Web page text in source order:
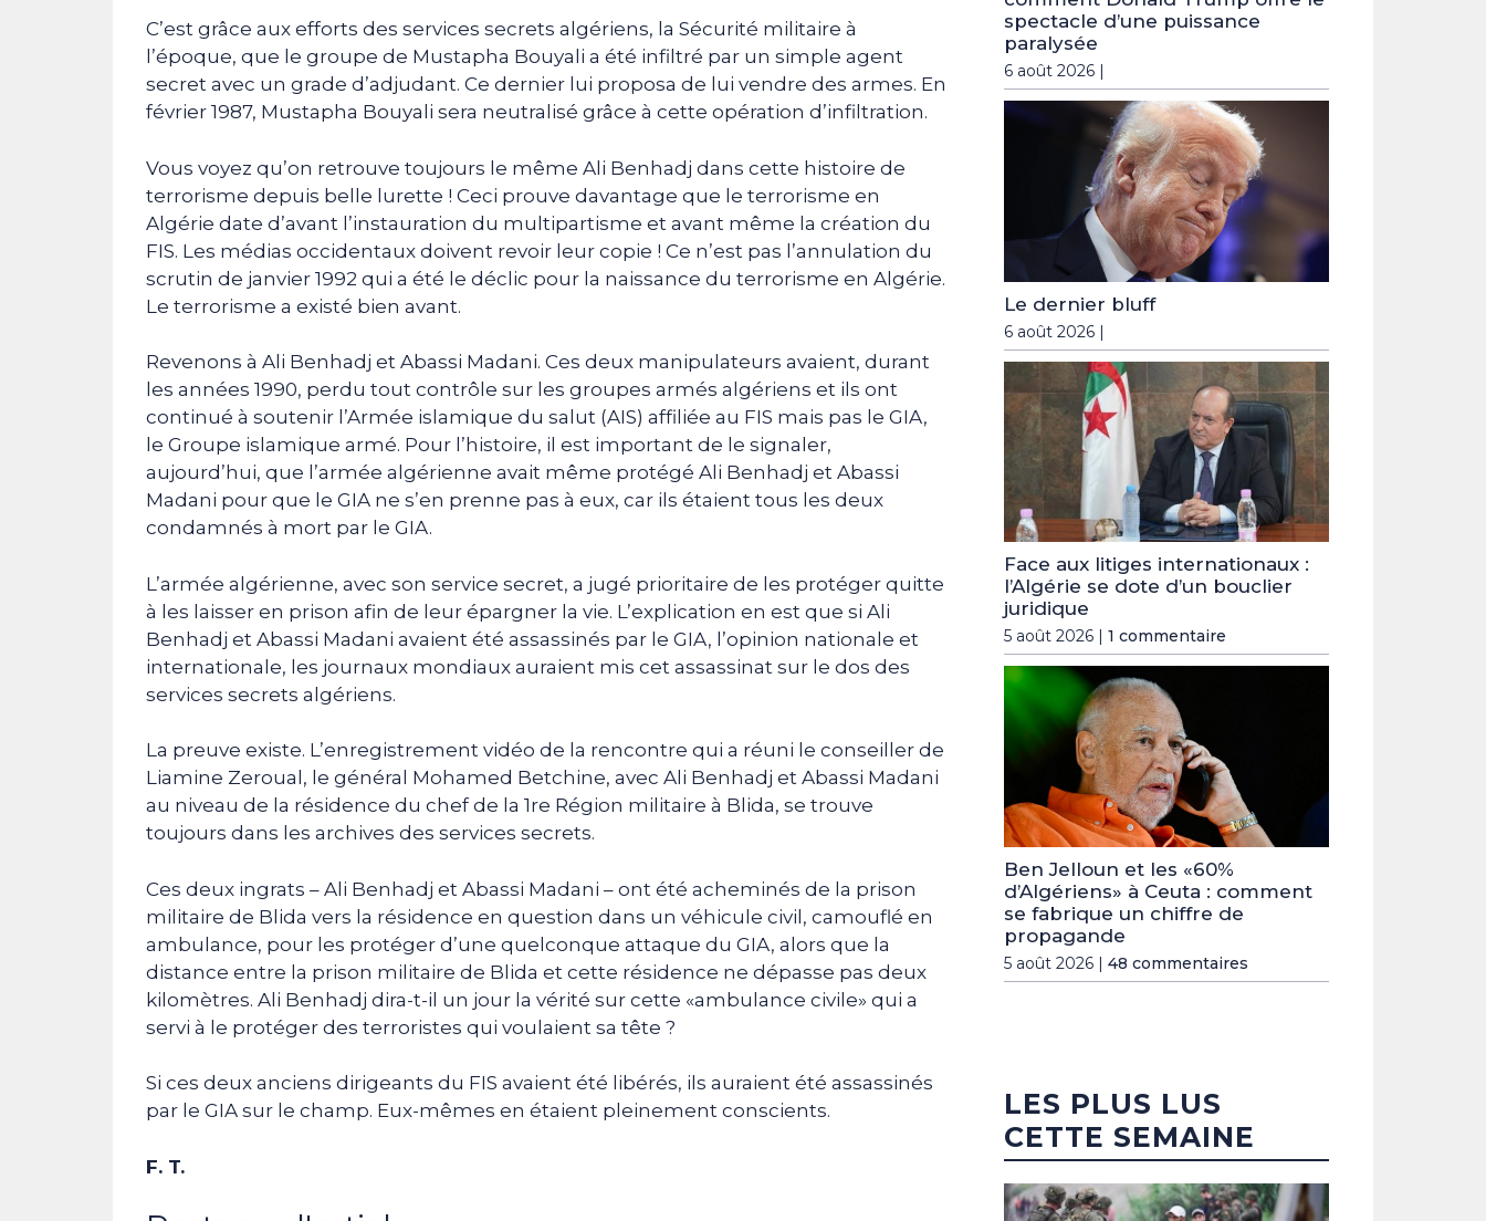
C’est grâce aux efforts des services secrets algériens, la Sécurité militaire à
l’époque, que le groupe de Mustapha Bouyali a été infiltré par un simple agent
secret avec un grade d’adjudant. Ce dernier lui proposa de lui vendre des armes. En
février 1987, Mustapha Bouyali sera neutralisé grâce à cette opération d’infiltration.
Vous voyez qu’on retrouve toujours le même Ali Benhadj dans cette histoire de
terrorisme depuis belle lurette ! Ceci prouve davantage que le terrorisme en
Algérie date d’avant l’instauration du multipartisme et avant même la création du
FIS. Les médias occidentaux doivent revoir leur copie ! Ce n’est pas l’annulation du
scrutin de janvier 1992 qui a été le déclic pour la naissance du terrorisme en Algérie.
Le terrorisme a existé bien avant.
Revenons à Ali Benhadj et Abassi Madani. Ces deux manipulateurs avaient, durant
les années 1990, perdu tout contrôle sur les groupes armés algériens et ils ont
continué à soutenir l’Armée islamique du salut (AIS) affiliée au FIS mais pas le GIA,
le Groupe islamique armé. Pour l’histoire, il est important de le signaler,
aujourd’hui, que l’armée algérienne avait même protégé Ali Benhadj et Abassi
Madani pour que le GIA ne s’en prenne pas à eux, car ils étaient tous les deux
condamnés à mort par le GIA.
L’armée algérienne, avec son service secret, a jugé prioritaire de les protéger quitte
à les laisser en prison afin de leur épargner la vie. L’explication en est que si Ali
Benhadj et Abassi Madani avaient été assassinés par le GIA, l’opinion nationale et
internationale, les journaux mondiaux auraient mis cet assassinat sur le dos des
services secrets algériens.
La preuve existe. L’enregistrement vidéo de la rencontre qui a réuni le conseiller de
Liamine Zeroual, le général Mohamed Betchine, avec Ali Benhadj et Abassi Madani
au niveau de la résidence du chef de la 1re Région militaire à Blida, se trouve
toujours dans les archives des services secrets.
Ces deux ingrats – Ali Benhadj et Abassi Madani – ont été acheminés de la prison
militaire de Blida vers la résidence en question dans un véhicule civil, camouflé en
ambulance, pour les protéger d’une quelconque attaque du GIA, alors que la
distance entre la prison militaire de Blida et cette résidence ne dépasse pas deux
kilomètres. Ali Benhadj dira-t-il un jour la vérité sur cette «ambulance civile» qui a
servi à le protéger des terroristes qui voulaient sa tête ?
Si ces deux anciens dirigeants du FIS avaient été libérés, ils auraient été assassinés
par le GIA sur le champ. Eux-mêmes en étaient pleinement conscients.
F. T.
spectacle d’une puissance
paralysée
6 août 2026 |
Le dernier bluff
6 août 2026 |
Face aux litiges internationaux :
l’Algérie se dote d’un bouclier
juridique
5 août 2026 | 1 commentaire
Ben Jelloun et les «60%
d’Algériens» à Ceuta : comment
se fabrique un chiffre de
propagande
5 août 2026 | 48 commentaires
LES PLUS LUS
CETTE SEMAINE